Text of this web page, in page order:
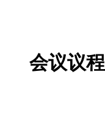
会议议